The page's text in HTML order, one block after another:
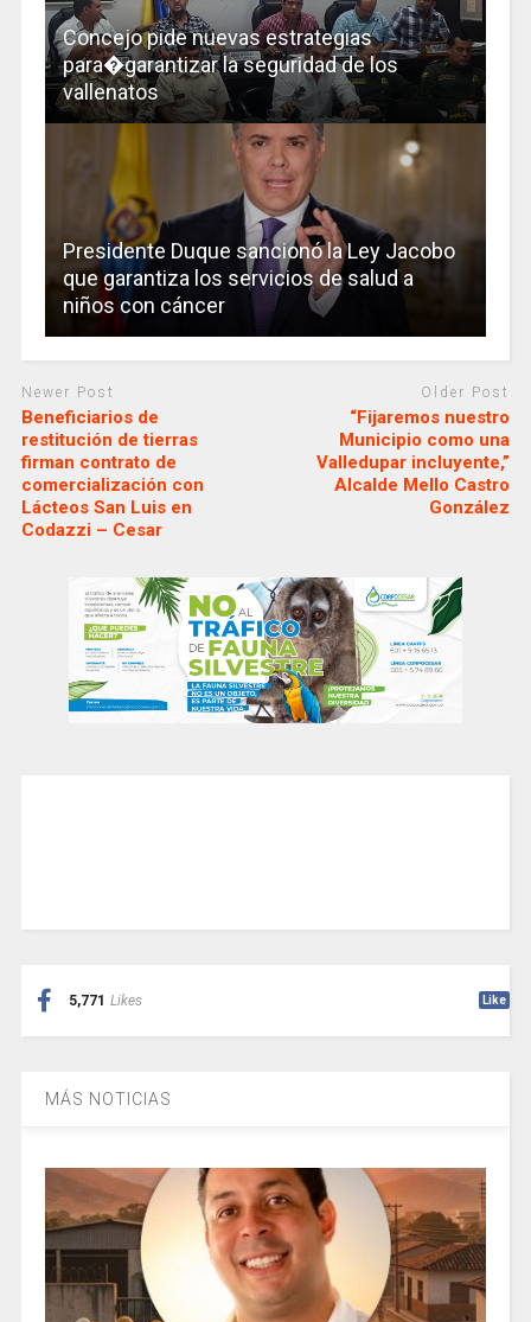
Concejo pide nuevas estrategias
para�garantizar la seguridad de los
vallenatos
Presidente Duque sancionó la Ley Jacobo
que garantiza los servicios de salud a
niños con cáncer
Newer Post
Beneficiarios de
restitución de tierras
firman contrato de
comercialización con
Lácteos San Luis en
Codazzi – Cesar
Older Post
“Fijaremos nuestro
Municipio como una
Valledupar incluyente,”
Alcalde Mello Castro
González
5,771 Likes Like
MÁS NOTICIAS